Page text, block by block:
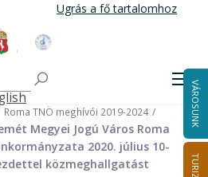
Ugrás a fő tartalomhoz
Honlapja
VÁROSUNK
Roma TNÖ meghívói 2019-2024
Megyei Jogú Város Roma
2020. július 10-
közmeghallgatást